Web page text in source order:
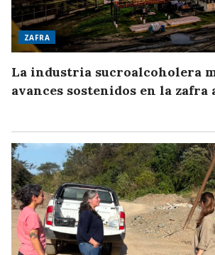
ZAFRA
La industria sucroalcoholera
avances sostenidos en la